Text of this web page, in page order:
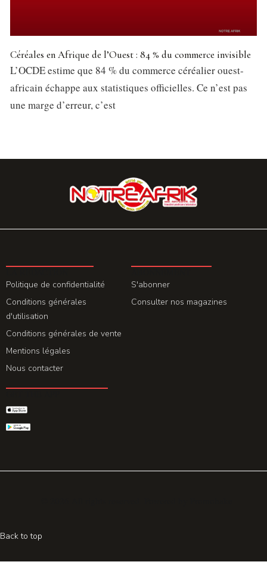
Céréales en Afrique de l’Ouest : 84 % du commerce invisible
L’OCDE estime que 84 % du commerce céréalier ouest-
africain échappe aux statistiques officielles. Ce n’est pas
une marge d’erreur, c’est
Politique de confidentialité
Conditions générales
d'utilisation
Conditions générales de vente
Mentions légales
Nous contacter
S'abonner
Consulter nos magazines
Back to top